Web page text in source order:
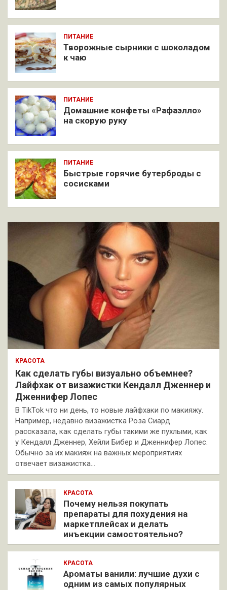
ПИТАНИЕ
Творожные сырники с шоколадом
к чаю
ПИТАНИЕ
Домашние конфеты «Рафаэлло»
на скорую руку
ПИТАНИЕ
Быстрые горячие бутерброды с
сосисками
КРАСОТА
Как сделать губы визуально объемнее?
Лайфхак от визажистки Кендалл Дженнер и
Дженнифер Лопес
В TikTok что ни день, то новые лайфхаки по макияжу.
Например, недавно визажистка Роза Сиард
рассказала, как сделать губы такими же пухлыми, как
у Кендалл Дженнер, Хейли Бибер и Дженнифер Лопес.
Обычно за их макияж на важных мероприятиях
отвечает визажистка…
КРАСОТА
Почему нельзя покупать
препараты для похудения на
маркетплейсах и делать
инъекции самостоятельно?
КРАСОТА
Ароматы ванили: лучшие духи с
одним из самых популярных